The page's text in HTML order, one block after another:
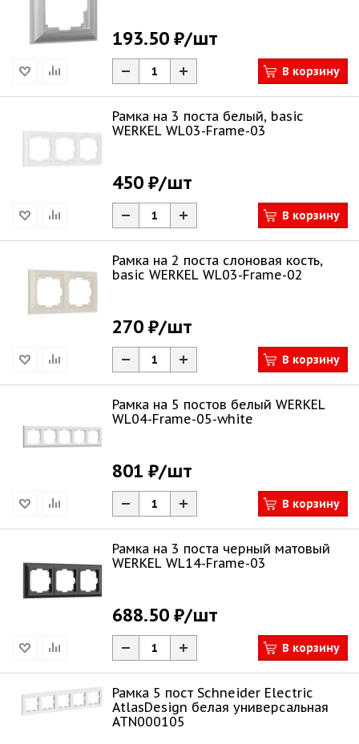
193.50 ₽/шт
В корзину
Рамка на 3 поста белый, basic
WERKEL WL03-Frame-03
450 ₽/шт
В корзину
Рамка на 2 поста слоновая кость,
basic WERKEL WL03-Frame-02
270 ₽/шт
В корзину
Рамка на 5 постов белый WERKEL
WL04-Frame-05-white
801 ₽/шт
В корзину
Рамка на 3 поста черный матовый
WERKEL WL14-Frame-03
688.50 ₽/шт
В корзину
Рамка 5 пост Schneider Electric
AtlasDesign белая универсальная
ATN000105